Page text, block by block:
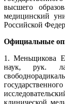
высшего
медицинский
Российской
Официальные
1. Меньщикова
наук, рук.
клинической